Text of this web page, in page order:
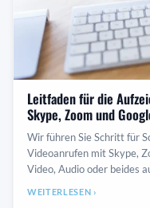
Leitfaden für die
Skype, Zoom und
Wir führen Sie Schritt für
Videoanrufen mit Skype,
Video, Audio oder beides
WEITERLESEN ›